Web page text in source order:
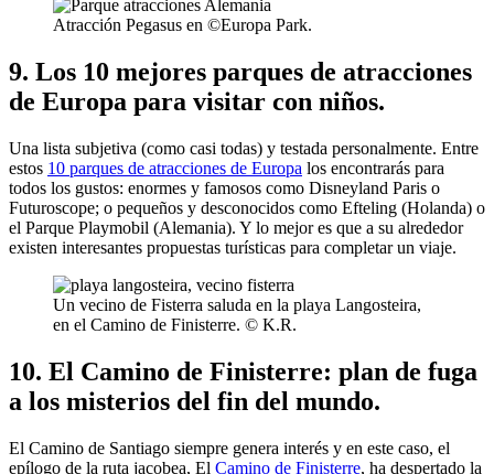
Atracción Pegasus en ©Europa Park.
9. Los 10 mejores parques de atracciones
de Europa para visitar con niños.
Una lista subjetiva (como casi todas) y testada personalmente. Entre
estos 10 parques de atracciones de Europa los encontrarás para
todos los gustos: enormes y famosos como Disneyland Paris o
Futuroscope; o pequeños y desconocidos como Efteling (Holanda) o
el Parque Playmobil (Alemania). Y lo mejor es que a su alrededor
existen interesantes propuestas turísticas para completar un viaje.
Un vecino de Fisterra saluda en la playa Langosteira,
en el Camino de Finisterre. © K.R.
10. El Camino de Finisterre: plan de fuga
a los misterios del fin del mundo.
El Camino de Santiago siempre genera interés y en este caso, el
epílogo de la ruta jacobea, El Camino de Finisterre, ha despertado la